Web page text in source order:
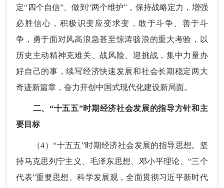
定“四个自信”、做到“两个维护”，保持战略定力，增强
必胜信心，积极识变应变求变，敢于斗争、善于斗
争，勇于面对风高浪急甚至惊涛骇浪的重大考验，以
历史主动精神克难关、战风险、迎挑战，集中力量办
好自己的事，续写经济快速发展和社会长期稳定两大
奇迹新篇章，奋力开创中国式现代化建设新局面。
二、“十五五”时期经济社会发展的指导方针和主
要目标
（4）“十五五”时期经济社会发展的指导思想。坚
持马克思列宁主义、毛泽东思想、邓小平理论、“三个
代表”重要思想、科学发展观，全面贯彻习近平新时代